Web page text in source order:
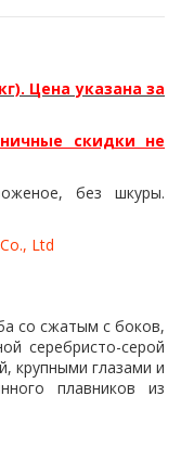
Цена указана за
скидки не
без шкуры.
Ltd
со сжатым с боков,
серебристо-серой
крупными глазами и
плавников из